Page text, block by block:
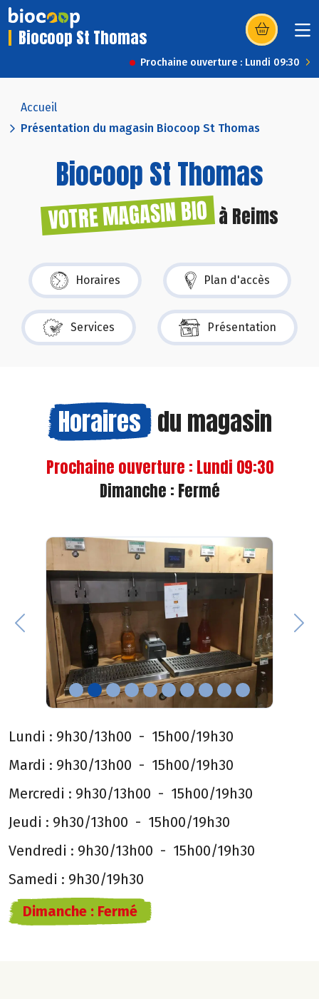
Biocoop St Thomas (s’ouvre dans
Prochaine ouverture : Lundi 09:30
Accueil
Présentation du magasin Biocoop St Thomas
Biocoop St Thomas
VOTRE MAGASIN BIO à Reims
Horaires Plan d'accès
Services Présentation
Horaires du magasin
Prochaine ouverture : Lundi 09:30
Dimanche : Fermé
Previous
Lundi : 9h30/13h00 - 15h00/19h30
Mardi : 9h30/13h00 - 15h00/19h30
Mercredi : 9h30/13h00 - 15h00/19h30
Jeudi : 9h30/13h00 - 15h00/19h30
Vendredi : 9h30/13h00 - 15h00/19h30
Samedi : 9h30/19h30
Dimanche : Fermé